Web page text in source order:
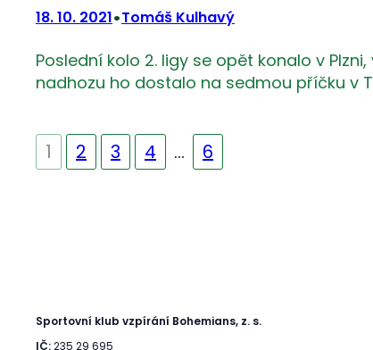
18. 10. 2021•Tomáš Kulhavý
Poslední kolo 2. ligy se opět konalo v
nadhozu ho dostalo na sedmou příčku v
1 2 3 4 … 6
Sportovní klub vzpírání Bohemians, z. s.
IČ:235 29 695